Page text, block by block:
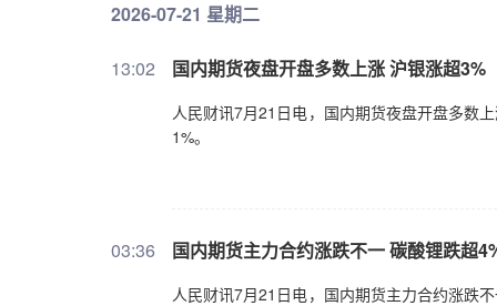
2026-07-21 星期二
13:02 国内期货夜盘开盘多数上涨 沪银涨超3%
人民财讯7月21日电，国内期货夜盘开盘多数
1%。
03:36 国内期货主力合约涨跌不一 碳酸锂跌超
人民财讯7月21日电，国内期货主力合约涨跌